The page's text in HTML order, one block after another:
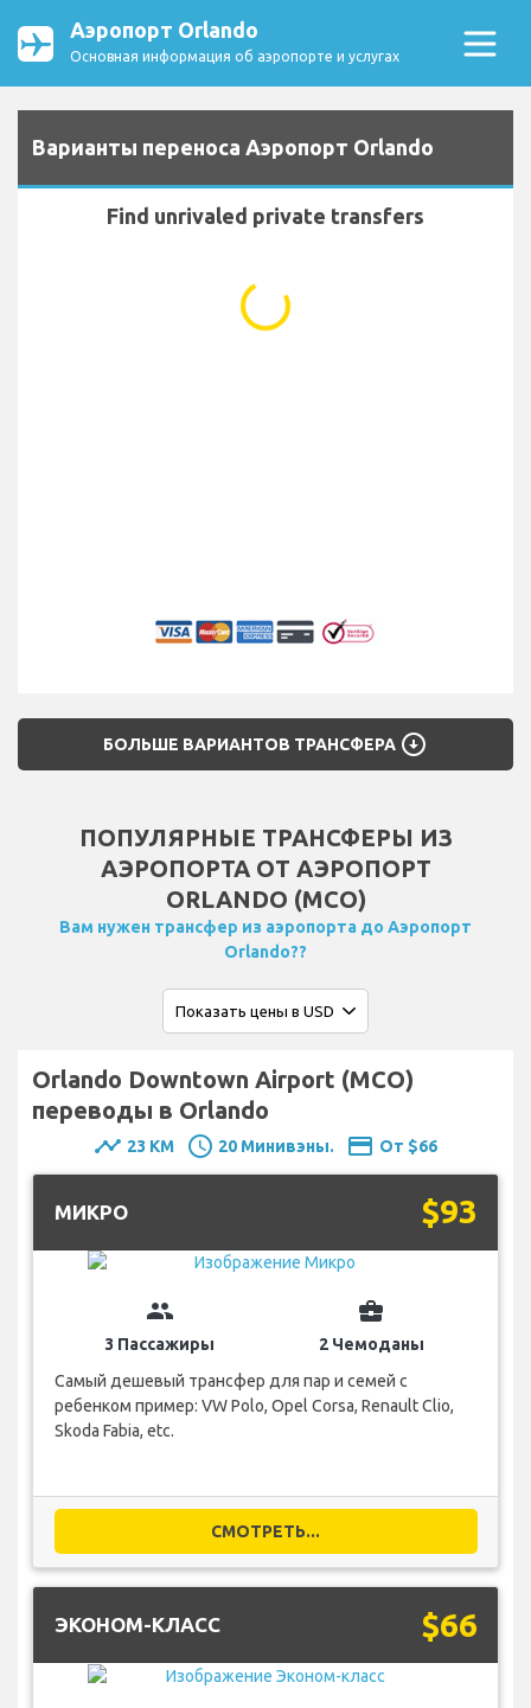
Аэропорт Orlando
Основная информация об аэропорте и услугах
Варианты переноса Аэропорт Orlando
Find unrivaled private transfers
...
БОЛЬШЕ ВАРИАНТОВ ТРАНСФЕРА arrow_circle_down
ПОПУЛЯРНЫЕ ТРАНСФЕРЫ ИЗ
АЭРОПОРТА ОТ АЭРОПОРТ
ORLANDO (MCO)
Вам нужен трансфер из аэропорта до Аэропорт
Orlando??
Orlando Downtown Airport (MCO)
переводы в Orlando
timeline 23 KM schedule 20 Минивэны. payment От $66
MИКРО $93
group
3 Пассажиры
business_center
2 Чемоданы
Самый дешевый трансфер для пар и семей с
ребенком пример: VW Polo, Opel Corsa, Renault Clio,
Skoda Fabia, etc.
СМОТРЕТЬ...
ЭКОНОМ-КЛАСС $66